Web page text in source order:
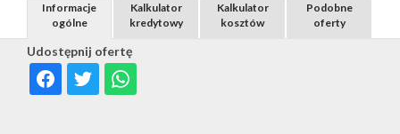
Udostępnij ofertę
Informacje
ogólne
Kalkulator
kredytowy
Kalkulator
kosztów
Podobne
oferty